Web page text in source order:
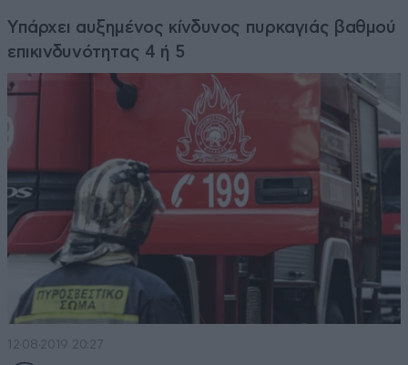
Υπάρχει αυξημένος κίνδυνος πυρκαγιάς βαθμού
επικινδυνότητας 4 ή 5
12·08·2019 20:27